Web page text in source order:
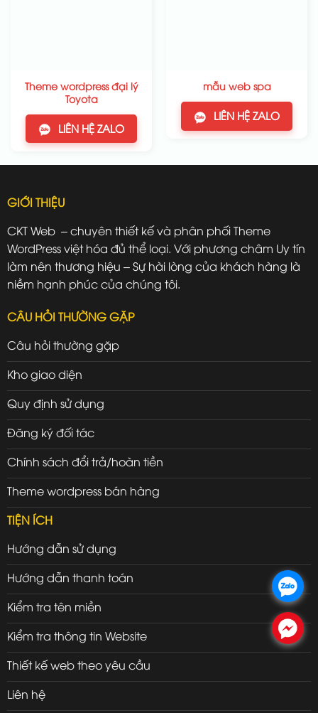
Theme wordpress đại lý
Toyota
LIÊN HỆ ZALO
mẫu web spa
LIÊN HỆ ZALO
GIỚI THIỆU
CKT Web – chuyên thiết kế và phân phối Theme
WordPress việt hóa đủ thể loại. Với phương châm Uy tín
làm nên thương hiệu – Sự hài lòng của khách hàng là
niềm hạnh phúc của chúng tôi.
CÂU HỎI THƯỜNG GẶP
Câu hỏi thường gặp
Kho giao diện
Quy định sử dụng
Đăng ký đối tác
Chính sách đổi trả/hoàn tiền
Theme wordpress bán hàng
TIỆN ÍCH
Hướng dẫn sử dụng
Hướng dẫn thanh toán
Kiểm tra tên miền
Kiểm tra thông tin Website
Thiết kế web theo yêu cầu
Liên hệ
.
.